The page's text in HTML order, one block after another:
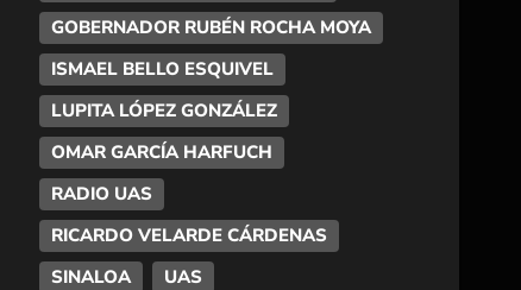
GOBERNADOR RUBÉN ROCHA MOYA
ISMAEL BELLO ESQUIVEL
LUPITA LÓPEZ GONZÁLEZ
OMAR GARCÍA HARFUCH
RADIO UAS
RICARDO VELARDE CÁRDENAS
SINALOA
UAS